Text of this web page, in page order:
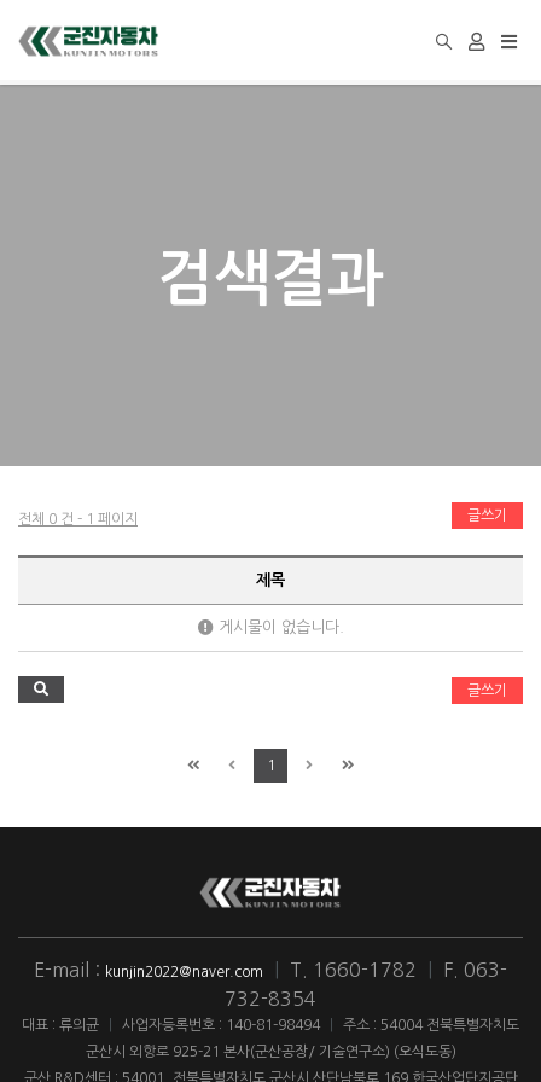
검색결과
전체 0 건 - 1 페이지 글쓰기
제목
게시물이 없습니다.
글쓰기
1
E-mail : kunjin2022@naver.com T. 1660-1782
F. 063-
732-8354
대표 : 류의균 사업자등록번호 : 140-81-98494
주소 : 54004 전북특별자치도
군산시 외항로 925-21 본사(군산공장/ 기술연구소) (오식도동)
군산 R&D센터 : 54001. 전북특별자치도 군산시 산단남북로 169 한국산업단지공단